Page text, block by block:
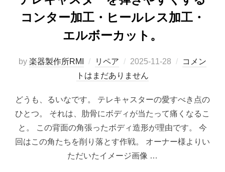
コンター加工・ヒールレス加工・
エルボーカット。
by 楽器製作所RMI リペア
投
稿
2025-11-28
コメン
トはまだありません
どうも、るいなです。 テレキャスターの愛すべき点の
ひとつ。 それは、肋骨にボディが当たって痛くなるこ
と。 この背面の角張ったボディ造形が理由です。 今
回はこの角たちを削り落とす作戦。 オーナー様よりい
ただいたイメージ画像 …